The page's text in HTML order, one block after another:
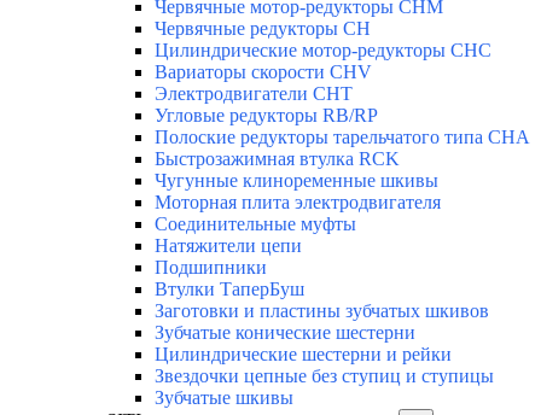
Червячные мотор-редукторы CHM
Червячные редукторы CH
Цилиндрические мотор-редукторы CHC
Вариаторы скорости CHV
Электродвигатели CHT
Угловые редукторы RB/RP
Полоские редукторы тарельчатого типа CHA
Быстрозажимная втулка RCK
Чугунные клиноременные шкивы
Моторная плита электродвигателя
Соединительные муфты
Натяжители цепи
Подшипники
Втулки ТаперБуш
Заготовки и пластины зубчатых шкивов
Зубчатые конические шестерни
Цилиндрические шестерни и рейки
Звездочки цепные без ступиц и ступицы
Зубчатые шкивы